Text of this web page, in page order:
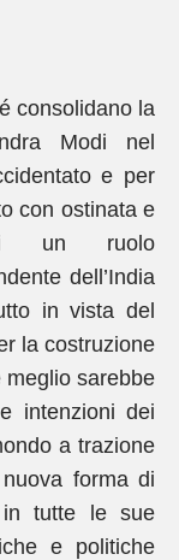
consolidano la
Modi nel
e per
con ostinata e
di un ruolo
dell’India
in vista del
la costruzione
sarebbe
intenzioni dei
a trazione
forma di
in tutte le sue
e politiche